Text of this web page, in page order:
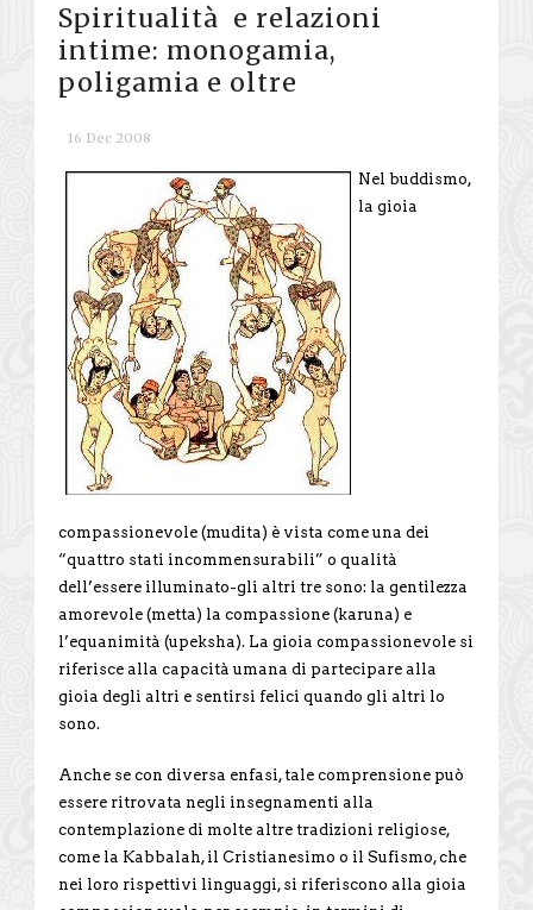
Spiritualità e relazioni
intime: monogamia,
poligamia e oltre
16 Dec 2008
Nel buddismo,
la gioia
compassionevole (mudita) è vista come una dei
“quattro stati incommensurabili” o qualità
dell’essere illuminato-gli altri tre sono: la gentilezza
amorevole (metta) la compassione (karuna) e
l’equanimità (upeksha). La gioia compassionevole si
riferisce alla capacità umana di partecipare alla
gioia degli altri e sentirsi felici quando gli altri lo
sono.
Anche se con diversa enfasi, tale comprensione può
essere ritrovata negli insegnamenti alla
contemplazione di molte altre tradizioni religiose,
come la Kabbalah, il Cristianesimo o il Sufismo, che
nei loro rispettivi linguaggi, si riferiscono alla gioia